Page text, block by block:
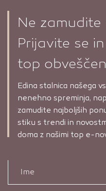
Ne zamudite
Prijavite se
top
Edina stalnica našega
nenehno spreminja,
zamudite najboljših
stiku s trendi in
doma z našimi top e-
Ime